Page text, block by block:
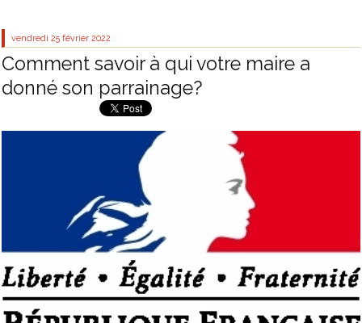
vendredi 25 février 2022
Comment savoir à qui votre maire a
donné son parrainage?